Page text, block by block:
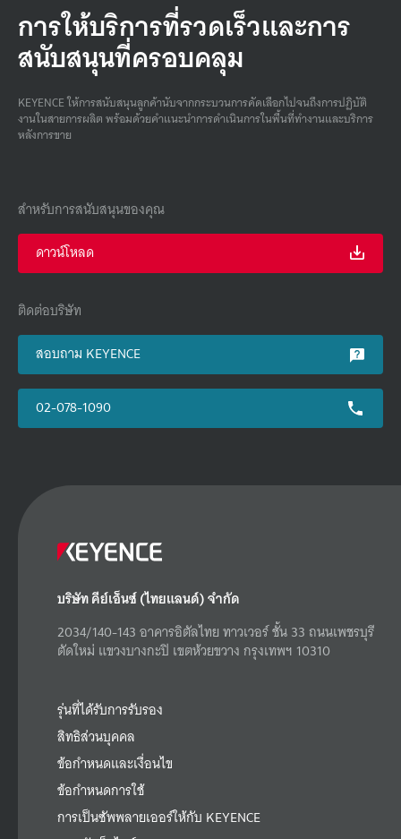
การให้บริการที่รวดเร็วและการ
สนับสนุนที่ครอบคลุม
KEYENCE ให้การสนับสนุนลูกค้านับจากกระบวนการคัดเลือกไปจนถึงการปฏิบัติ
งานในสายการผลิต พร้อมด้วยคําแนะนําการดําเนินการในพื้นที่ทํางานและบริการ
หลังการขาย
สำหรับการสนับสนุนของคุณ
ดาวน์โหลด
ติดต่อบริษัท
สอบถาม KEYENCE
02-078-1090
บริษัท คีย์เอ็นซ์ (ไทยแลนด์) จำกัด
2034/140-143 อาคารอิตัลไทย ทาวเวอร์ ชั้น 33 ถนนเพชรบุรี
ตัดใหม่ แขวงบางกะปิ เขตห้วยขวาง กรุงเทพฯ 10310
รุ่นที่ได้รับการรับรอง
สิทธิส่วนบุคคล
ข้อกำหนดและเงื่อนไข
ข้อกำหนดการใช้
การเป็นซัพพลายเออร์ให้กับ KEYENCE